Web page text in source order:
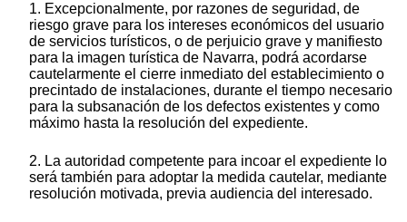
1. Excepcionalmente, por razones de seguridad, de
riesgo grave para los intereses económicos del usuario
de servicios turísticos, o de perjuicio grave y manifiesto
para la imagen turística de Navarra, podrá acordarse
cautelarmente el cierre inmediato del establecimiento o
precintado de instalaciones, durante el tiempo necesario
para la subsanación de los defectos existentes y como
máximo hasta la resolución del expediente.
2. La autoridad competente para incoar el expediente lo
será también para adoptar la medida cautelar, mediante
resolución motivada, previa audiencia del interesado.